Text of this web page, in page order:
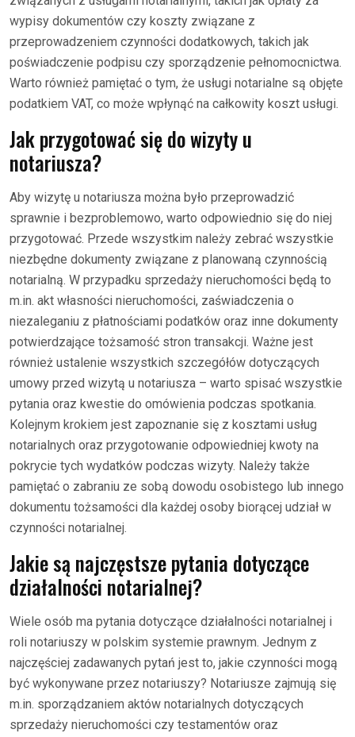
wypisy dokumentów czy koszty związane z
przeprowadzeniem czynności dodatkowych, takich jak
poświadczenie podpisu czy sporządzenie pełnomocnictwa.
Warto również pamiętać o tym, że usługi notarialne są objęte
podatkiem VAT, co może wpłynąć na całkowity koszt usługi.
Jak przygotować się do wizyty u
notariusza?
Aby wizytę u notariusza można było przeprowadzić
sprawnie i bezproblemowo, warto odpowiednio się do niej
przygotować. Przede wszystkim należy zebrać wszystkie
niezbędne dokumenty związane z planowaną czynnością
notarialną. W przypadku sprzedaży nieruchomości będą to
m.in. akt własności nieruchomości, zaświadczenia o
niezaleganiu z płatnościami podatków oraz inne dokumenty
potwierdzające tożsamość stron transakcji. Ważne jest
również ustalenie wszystkich szczegółów dotyczących
umowy przed wizytą u notariusza – warto spisać wszystkie
pytania oraz kwestie do omówienia podczas spotkania.
Kolejnym krokiem jest zapoznanie się z kosztami usług
notarialnych oraz przygotowanie odpowiedniej kwoty na
pokrycie tych wydatków podczas wizyty. Należy także
pamiętać o zabraniu ze sobą dowodu osobistego lub innego
dokumentu tożsamości dla każdej osoby biorącej udział w
czynności notarialnej.
Jakie są najczęstsze pytania dotyczące
działalności notarialnej?
Wiele osób ma pytania dotyczące działalności notarialnej i
roli notariuszy w polskim systemie prawnym. Jednym z
najczęściej zadawanych pytań jest to, jakie czynności mogą
być wykonywane przez notariuszy? Notariusze zajmują się
m.in. sporządzaniem aktów notarialnych dotyczących
sprzedaży nieruchomości czy testamentów oraz